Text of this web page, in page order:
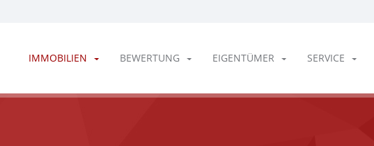
IMMOBILIEN BEWERTUNG EIGENTÜMER SERVICE